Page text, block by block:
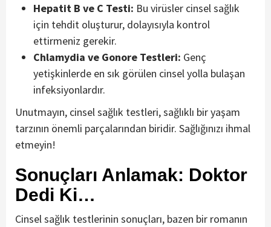
Hepatit B ve C Testi: Bu virüsler cinsel sağlık
için tehdit oluşturur, dolayısıyla kontrol
ettirmeniz gerekir.
Chlamydia ve Gonore Testleri: Genç
yetişkinlerde en sık görülen cinsel yolla bulaşan
infeksiyonlardır.
Unutmayın, cinsel sağlık testleri, sağlıklı bir yaşam
tarzının önemli parçalarından biridir. Sağlığınızı ihmal
etmeyin!
Sonuçları Anlamak: Doktor
Dedi Ki…
Cinsel sağlık testlerinin sonuçları, bazen bir romanın